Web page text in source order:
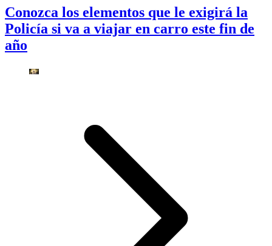
Conozca los elementos que le exigirá la
Policía si va a viajar en carro este fin de
año